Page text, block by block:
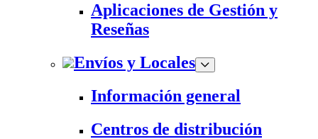
Aplicaciones de Gestión y
Reseñas
Envíos y Locales
Información general
Centros de distribución